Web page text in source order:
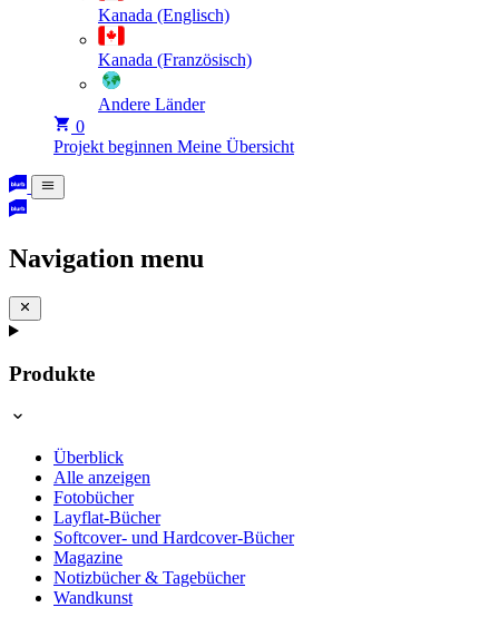
Kanada (Englisch)
Kanada (Französisch)
Andere Länder
0
Projekt beginnen Meine Übersicht
Navigation menu
Produkte
Überblick
Alle anzeigen
Fotobücher
Layflat-Bücher
Softcover- und Hardcover-Bücher
Magazine
Notizbücher & Tagebücher
Wandkunst